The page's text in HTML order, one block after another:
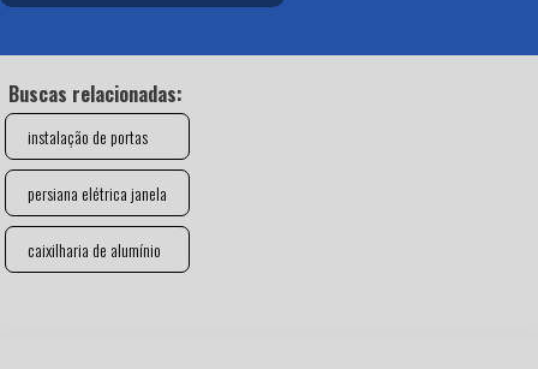
Buscas relacionadas:
instalação de portas
persiana elétrica janela
caixilharia de alumínio